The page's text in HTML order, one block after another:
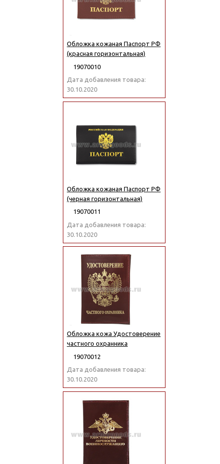
Обложка кожаная Паспорт РФ
(красная горизонтальная)
19070010
Дата добавления товара:
30.10.2020
Обложка кожаная Паспорт РФ
(черная горизонтальная)
19070011
Дата добавления товара:
30.10.2020
Обложка кожа Удостоверение
частного охранника
19070012
Дата добавления товара:
30.10.2020